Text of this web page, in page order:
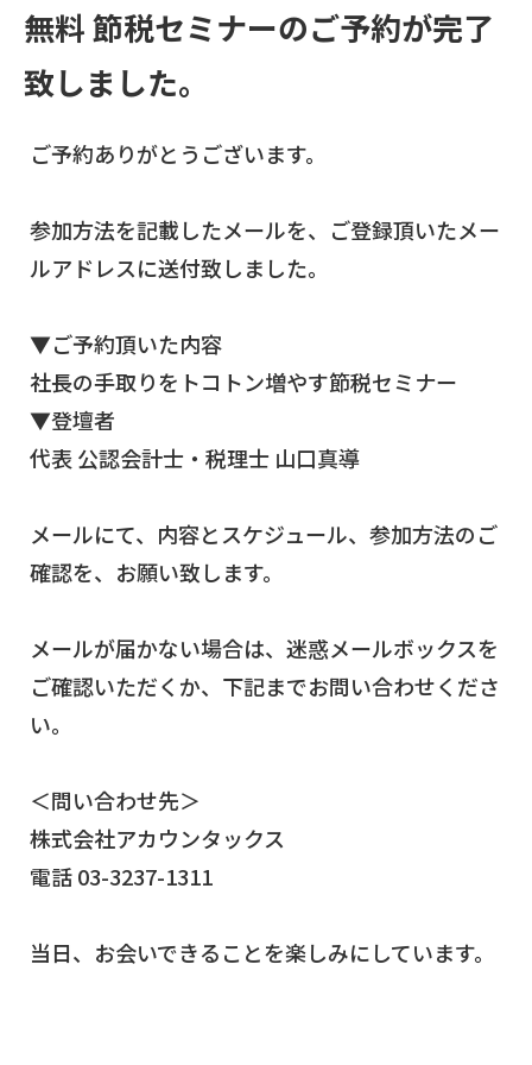
無料 節税セミナーのご予約が完了
致しました。
ご予約ありがとうございます。
参加方法を記載したメールを、ご登録頂いたメー
ルアドレスに送付致しました。
▼ご予約頂いた内容
社長の手取りをトコトン増やす節税セミナー
▼登壇者
代表 公認会計士・税理士 山口真導
メールにて、内容とスケジュール、参加方法のご
確認を、お願い致します。
メールが届かない場合は、迷惑メールボックスを
ご確認いただくか、下記までお問い合わせくださ
い。
＜問い合わせ先＞
株式会社アカウンタックス
電話 03-3237-1311
当日、お会いできることを楽しみにしています。